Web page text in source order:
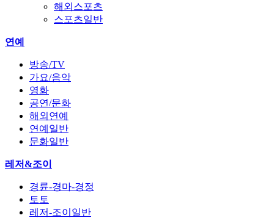
해외스포츠
스포츠일반
연예
방송/TV
가요/음악
영화
공연/문화
해외연예
연예일반
문화일반
레저&조이
경륜-경마-경정
토토
레저-조이일반